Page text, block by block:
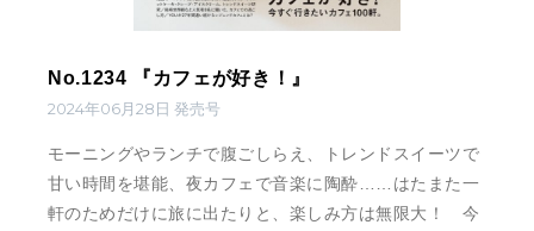
No.1234 『カフェが好き！』
2024年06月28日 発売号
モーニングやランチで腹ごしらえ、トレンドスイーツで
甘い時間を堪能、夜カフェで音楽に陶酔……はたまた一
軒のためだけに旅に出たりと、楽しみ方は無限大！ 今